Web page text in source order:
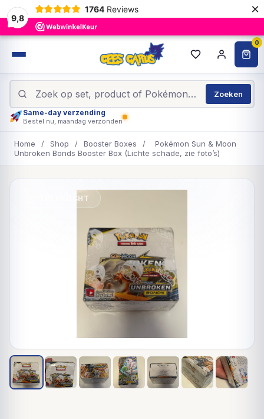
9,8
1764 Reviews ×
0
Zoeken
Same-day verzending
Bestel nu, maandag verzonden
Home / Shop / Booster Boxes /
Pokémon Sun & Moon
Unbroken Bonds Booster Box (Lichte schade, zie foto’s)
UITVERKOCHT